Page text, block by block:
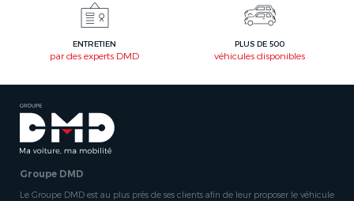
ENTRETIEN
par des experts DMD
PLUS DE 500
véhicules disponibles
Groupe DMD
Le Groupe DMD est au plus près de ses clients afin de leur proposer le véhicule